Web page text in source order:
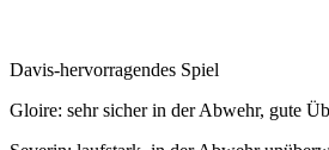
Davis-hervorragendes Spiel
Gloire: sehr sicher in der Abwehr, gute